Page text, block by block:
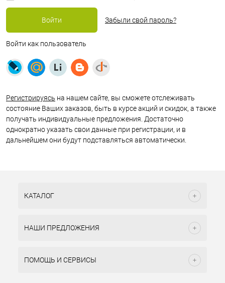
Забыли свой пароль?
Войти как пользователь
Регистрируясь на нашем сайте, вы сможете отслеживать
состояние Ваших заказов, быть в курсе акций и скидок, а также
получать индивидуальные предложения. Достаточно
однократно указать свои данные при регистрации, и в
дальнейшем они будут подставляться автоматически.
КАТАЛОГ
НАШИ ПРЕДЛОЖЕНИЯ
ПОМОЩЬ И СЕРВИСЫ